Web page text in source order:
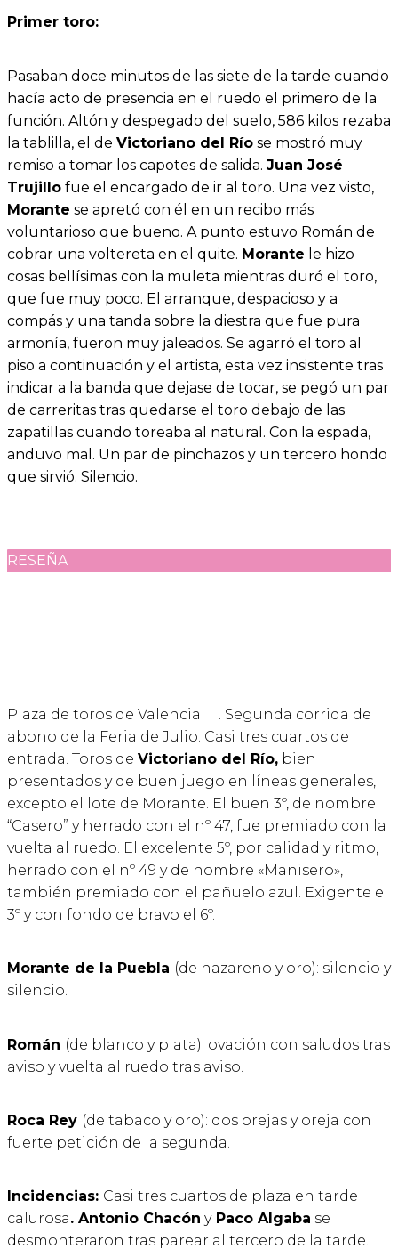
Primer toro:
Pasaban doce minutos de las siete de la tarde cuando
hacía acto de presencia en el ruedo el primero de la
función. Altón y despegado del suelo, 586 kilos rezaba
la tablilla, el de Victoriano del Río se mostró muy
remiso a tomar los capotes de salida. Juan José
Trujillo fue el encargado de ir al toro. Una vez visto,
Morante se apretó con él en un recibo más
voluntarioso que bueno. A punto estuvo Román de
cobrar una voltereta en el quite. Morante le hizo
cosas bellísimas con la muleta mientras duró el toro,
que fue muy poco. El arranque, despacioso y a
compás y una tanda sobre la diestra que fue pura
armonía, fueron muy jaleados. Se agarró el toro al
piso a continuación y el artista, esta vez insistente tras
indicar a la banda que dejase de tocar, se pegó un par
de carreritas tras quedarse el toro debajo de las
zapatillas cuando toreaba al natural. Con la espada,
anduvo mal. Un par de pinchazos y un tercero hondo
que sirvió. Silencio.
RESEÑA
Plaza de toros de Valencia
. Segunda corrida de
abono de la Feria de Julio. Casi tres cuartos de
entrada. Toros de Victoriano del Río, bien
presentados y de buen juego en líneas generales,
excepto el lote de Morante. El buen 3º, de nombre
“Casero” y herrado con el nº 47, fue premiado con la
vuelta al ruedo. El excelente 5º, por calidad y ritmo,
herrado con el nº 49 y de nombre «Manisero»,
también premiado con el pañuelo azul. Exigente el
3º y con fondo de bravo el 6º.
Morante de la Puebla (de nazareno y oro): silencio y
silencio.
Román (de blanco y plata): ovación con saludos tras
aviso y vuelta al ruedo tras aviso.
Roca Rey (de tabaco y oro): dos orejas y oreja con
fuerte petición de la segunda.
Incidencias: Casi tres cuartos de plaza en tarde
calurosa. Antonio Chacón yPaco Algaba se
desmonteraron tras parear al tercero de la tarde.